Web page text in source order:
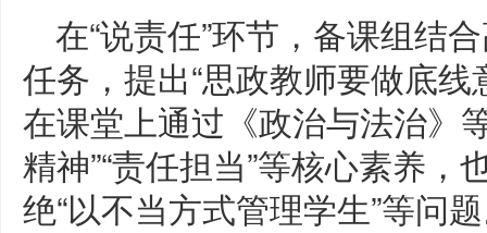
在“说责任”环节，备课组结
任务，提出“思政教师要做底
在课堂上通过《政治与法治》
精神”“责任担当”等核心素养
绝“以不当方式管理学生”等问